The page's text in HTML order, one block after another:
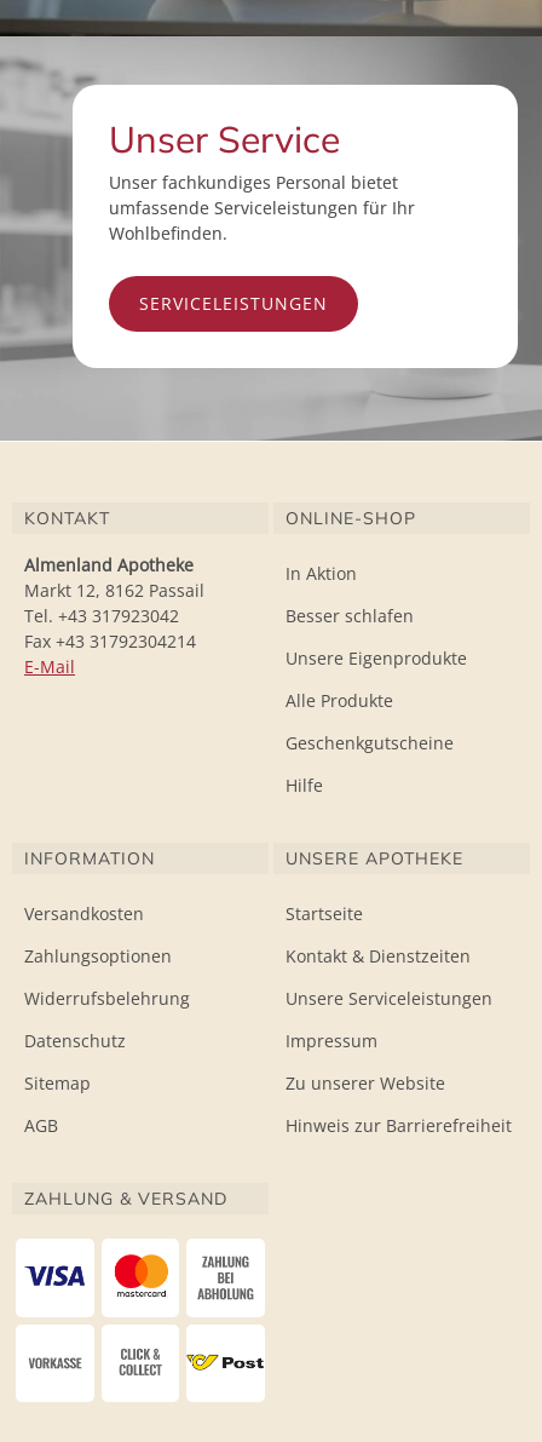
Unser Service
Unser fachkundiges Personal bietet
umfassende Serviceleistungen für Ihr
Wohlbefinden.
SERVICELEISTUNGEN
KONTAKT
Almenland Apotheke
Markt 12, 8162 Passail
Tel. +43 317923042
Fax +43 31792304214
E-Mail
ONLINE-SHOP
In Aktion
Besser schlafen
Unsere Eigenprodukte
Alle Produkte
Geschenkgutscheine
Hilfe
INFORMATION
Versandkosten
Zahlungsoptionen
Widerrufsbelehrung
Datenschutz
Sitemap
AGB
UNSERE APOTHEKE
Startseite
Kontakt & Dienstzeiten
Unsere Serviceleistungen
Impressum
Zu unserer Website
Hinweis zur Barrierefreiheit
ZAHLUNG & VERSAND